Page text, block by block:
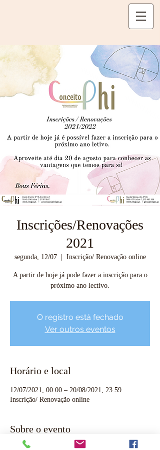
Inscrições/Renovações
2021
segunda, 12/07
  |
Inscrição/ Renovação online
A partir de hoje já pode fazer a inscrição para o
próximo ano lectivo.
O registro está fechado
Ver outros eventos
Horário e local
12/07/2021, 00:00 – 20/08/2021, 23:59
Inscrição/ Renovação online
Sobre o evento